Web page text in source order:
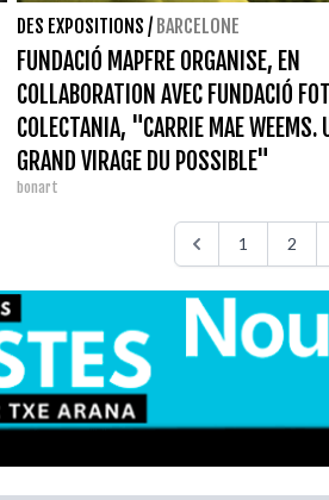
DES EXPOSITIONS / BARCELONE
FUNDACIÓ MAPFRE ORGANISE, EN
COLLABORATION AVEC FUNDACIÓ
COLECTANIA, "CARRIE MAE WEEMS.
GRAND VIRAGE DU POSSIBLE"
bonart
1 2